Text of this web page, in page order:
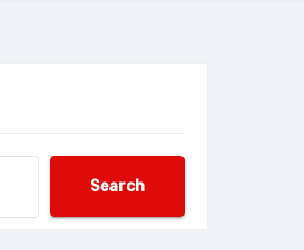
Search